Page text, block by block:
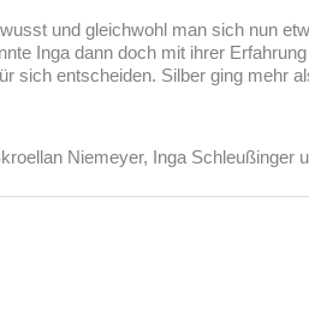
und gleichwohl man sich nun
Inga dann doch mit ihrer
sich entscheiden. Silber ging mehr
Niemeyer, Inga Schleußinger